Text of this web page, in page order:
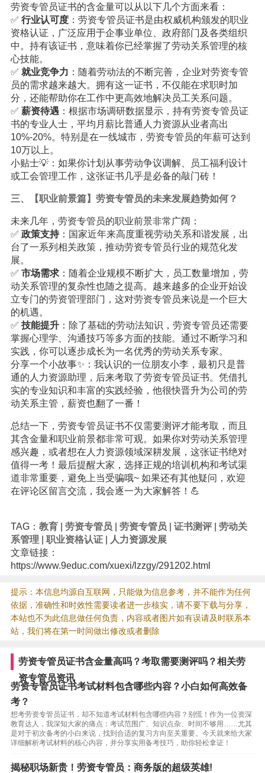
劳资专管员证书的含金量可以从以下几个方面来看：
✅ 行业认可度：劳资专管员证书是由权威机构颁发的职业
资格认证，广泛应用于企事业单位、政府部门及各类组织
中。持有该证书，意味着你已经掌握了劳动关系管理的核
心技能。
✅ 就业竞争力 ：随着劳动法的不断完善，企业对劳资专管
员的需求越来越大。拥有这一证书，不仅能在求职时加
分，还能帮助你在工作中更高效地解决员工关系问题。
✅ 薪资待遇 ：根据市场调研数据显示，持有劳资专管员证
书的专业人士，平均月薪比普通人力资源从业者高出
10%-20%。特别是在一线城市，劳资专管员的年薪可达到
10万以上。
小贴士💡：如果你计划从事劳动争议调解、员工福利设计
或工会管理工作，这张证书几乎是必备的敲门砖！
三、【职业前景篇】劳资专管员的未来发展趋势如何？
未来几年，劳资专管员的职业前景非常广阔：
✅ 政策支持：国家近年来高度重视劳动关系和谐发展，出
台了一系列相关政策，推动劳资专管员行业的规范化发
展。
✅ 市场需求：随着企业规模不断扩大，员工数量增加，劳
动关系管理的复杂性也随之提高。越来越多的企业开始设
立专门的劳资管理部门，这对劳资专管员来说是一个巨大
的机遇。
✅ 技能提升：除了基础的劳动法知识，劳资专管员还需要
掌握心理学、沟通技巧等多方面的技能。通过不断学习和
实践，你可以逐步成长为一名优秀的劳动关系专家。
分享一个小故事✨：我认识的一位朋友小李，最初只是普
通的人力资源助理，后来考取了劳资专管员证书。凭借扎
实的专业知识和丰富的实践经验，他很快晋升为公司的劳
动关系主管，薪资也翻了一番！
总结一下，劳资专管员证书不仅需要测评才能考取，而且
其含金量和职业前景都非常可观。如果你对劳动关系管理
感兴趣，或者想在人力资源领域深耕发展，这张证书绝对
值得一考！最后提醒大家，选择正规的培训机构和考试渠
道非常重要，避免上当受骗哦~ 如果还有其他疑问，欢迎
在评论区留言交流，我会逐一为大家解答！💪
TAG： 教育| 劳资专管员 劳资专管员 证书测评| 劳动关
系管理
职业资格认证|
人力资源发展
文章链接：
https://www.9educ.com/xuexi/lzzgy/291202.html
提示：本信息均源自互联网，只能做为信息参考，并不能作为任何
依据，准确性和时效性需要读者进一步核实，请不要下载与分享，
本站也不为此信息做任何负责，内容或者图片如有误请及时联系本
站，我们将在第一时间做出修改或者删除
劳资专管员证书含金量高吗？考取需要测评吗？相关劳
资专管员资讯
劳资专管员证书考试材料包含哪些内容？小白如何高效备
考？
想考劳资专管员证书，却不知道考试材料包含哪些内容？别慌！作为一位资深
教育达人，我深知大家的痛点：考试范围广、知识点杂、时间不够用……尤其
是对于初次备考的小白来说，找到合适的复习方向至关重要。今天就来给大家
详细解析考试材料的核心内容，并分享实用备考技巧，助你轻松拿证！
揭秘职场新贵！劳资专管员：商务版的超级英雄!